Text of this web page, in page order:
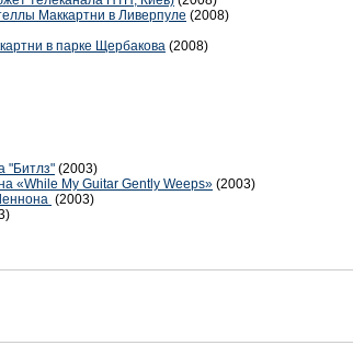
Маккартни в Ливерпуле (2008)
в парке Щербакова (2008)
"Битлз" (2003)
«While My Guitar Gently Weeps» (2003)
(2003)